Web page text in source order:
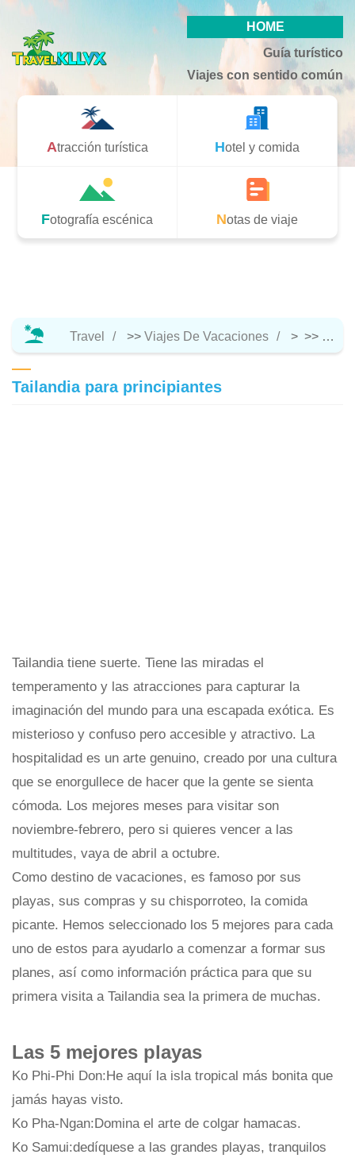
HOME
Guía turístico
Viajes con sentido común
Atracción turística Hotel y comida
Fotografía escénica Notas de viaje
Travel >> Viajes De Vacaciones > >>
Tailandia para principiantes
Tailandia tiene suerte. Tiene las miradas el
temperamento y las atracciones para capturar la
imaginación del mundo para una escapada exótica. Es
misterioso y confuso pero accesible y atractivo. La
hospitalidad es un arte genuino, creado por una cultura
que se enorgullece de hacer que la gente se sienta
cómoda. Los mejores meses para visitar son
noviembre-febrero, pero si quieres vencer a las
multitudes, vaya de abril a octubre.
Como destino de vacaciones, es famoso por sus
playas, sus compras y su chisporroteo, la comida
picante. Hemos seleccionado los 5 mejores para cada
uno de estos para ayudarlo a comenzar a formar sus
planes, así como información práctica para que su
primera visita a Tailandia sea la primera de muchas.
Las 5 mejores playas
Ko Phi-Phi Don:He aquí la isla tropical más bonita que
jamás hayas visto.
Ko Pha-Ngan:Domina el arte de colgar hamacas.
Ko Samui:dedíquese a las grandes playas, tranquilos